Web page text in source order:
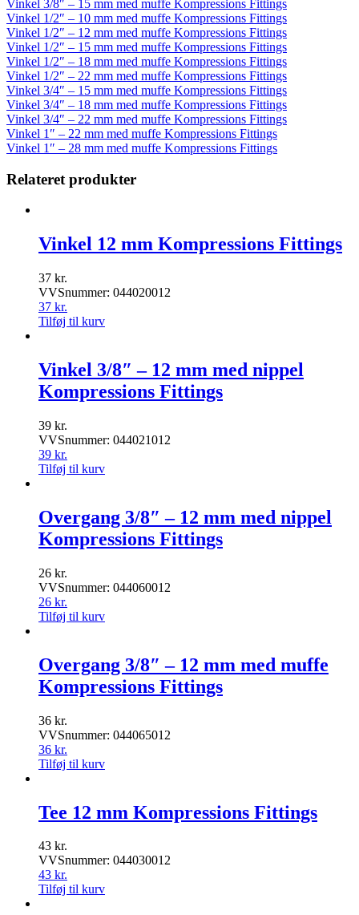
Vinkel 3/8″ – 15 mm med muffe Kompressions Fittings
Vinkel 1/2″ – 10 mm med muffe Kompressions Fittings
Vinkel 1/2″ – 12 mm med muffe Kompressions Fittings
Vinkel 1/2″ – 15 mm med muffe Kompressions Fittings
Vinkel 1/2″ – 18 mm med muffe Kompressions Fittings
Vinkel 1/2″ – 22 mm med muffe Kompressions Fittings
Vinkel 3/4″ – 15 mm med muffe Kompressions Fittings
Vinkel 3/4″ – 18 mm med muffe Kompressions Fittings
Vinkel 3/4″ – 22 mm med muffe Kompressions Fittings
Vinkel 1″ – 22 mm med muffe Kompressions Fittings
Vinkel 1″ – 28 mm med muffe Kompressions Fittings
Relateret produkter
Vinkel 12 mm Kompressions Fittings
37 kr.
VVSnummer: 044020012
37 kr.
Tilføj til kurv
Vinkel 3/8″ – 12 mm med nippel
Kompressions Fittings
39 kr.
VVSnummer: 044021012
39 kr.
Tilføj til kurv
Overgang 3/8″ – 12 mm med nippel
Kompressions Fittings
26 kr.
VVSnummer: 044060012
26 kr.
Tilføj til kurv
Overgang 3/8″ – 12 mm med muffe
Kompressions Fittings
36 kr.
VVSnummer: 044065012
36 kr.
Tilføj til kurv
Tee 12 mm Kompressions Fittings
43 kr.
VVSnummer: 044030012
43 kr.
Tilføj til kurv